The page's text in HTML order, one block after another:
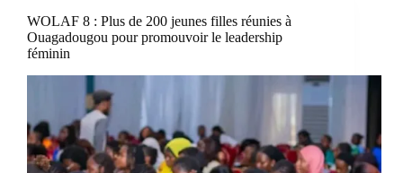
WOLAF 8 : Plus de 200 jeunes filles réunies à
Ouagadougou pour promouvoir le leadership
féminin